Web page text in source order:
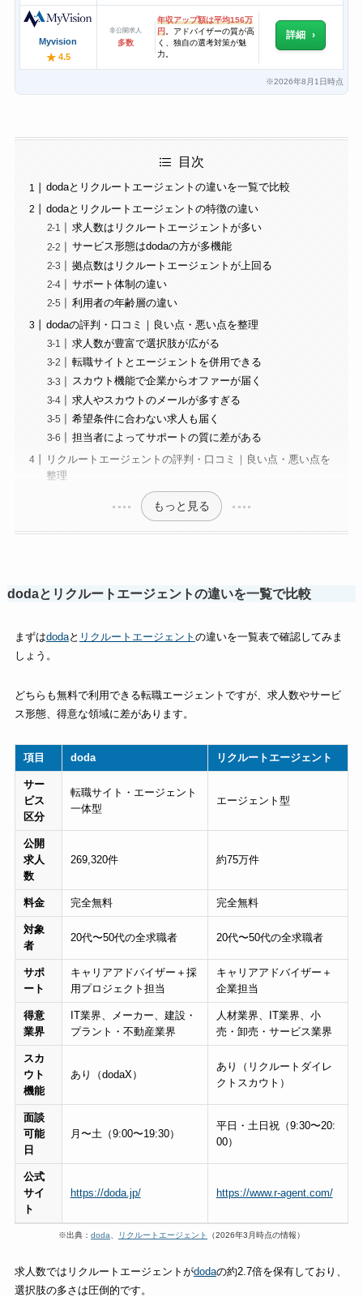
Myvision
★4.5
非公開求人
多数
年収アップ額は平均156万
円 。アドバイザーの質が高
く、独自の選考対策が魅
力。
詳細
※2026年8月1日時点
目次
dodaとリクルートエージェントの違いを一覧で比較
dodaとリクルートエージェントの特徴の違い
求人数はリクルートエージェントが多い
サービス形態はdodaの方が多機能
拠点数はリクルートエージェントが上回る
サポート体制の違い
利用者の年齢層の違い
dodaの評判・口コミ｜良い点・悪い点を整理
求人数が豊富で選択肢が広がる
転職サイトとエージェントを併用できる
スカウト機能で企業からオファーが届く
求人やスカウトのメールが多すぎる
希望条件に合わない求人も届く
担当者によってサポートの質に差がある
リクルートエージェントの評判・口コミ｜良い点・悪い点を
整理
もっと見る
dodaとリクルートエージェントの違いを一覧で比較
まずはdodaと リクルートエージェント の違いを一覧表で確認してみま
しょう。
どちらも無料で利用できる転職エージェントですが、求人数やサービ
ス形態、得意な領域に差があります。
項目 doda リクルートエージェント
サー
ビス
区分
転職サイト・エージェント
一体型
エージェント型
公開
求人
数
269,320件 約75万件
料金 完全無料 完全無料
対象
者
20代〜50代の全求職者 20代〜50代の全求職者
サポ
ート
キャリアアドバイザー＋採
用プロジェクト担当
キャリアアドバイザー＋
企業担当
得意
業界
IT業界、メーカー、建設・
プラント・不動産業界
人材業界、IT業界、小
売・卸売・サービス業界
スカ
ウト
機能
あり（dodaX）
あり（リクルートダイレ
クトスカウト）
面談
可能
日
月〜土（9:00〜19:30）
平日・土日祝（9:30〜20:
00）
公式
サイ
ト
https://doda.jp/ https://www.r-agent.com/
※出典： doda リクルートエージェント （2026年3月時点の情報）
求人数ではリクルートエージェントがdodaの約2.7倍を保有しており、
選択肢の多さは圧倒的です。